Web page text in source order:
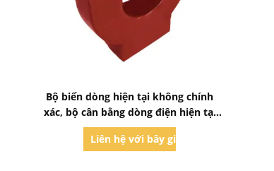
Bộ biến dòng hiện tại không chính
xác, bộ cân bằng dòng điện hiện tại
với CE
Liên hệ với bây giờ